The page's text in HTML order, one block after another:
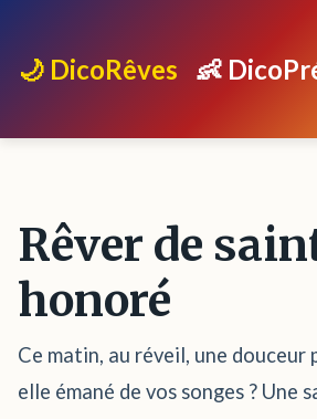
🌙 DicoRêves 👶
Rêver de
honoré
Ce matin, au réveil, une
elle émané de vos songes ? Une